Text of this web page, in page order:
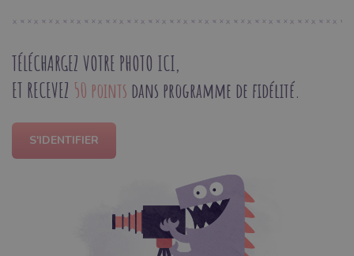
TÉLÉCHARGEZ VOTRE PHOTO ICI,
ET RECEVEZ 50 points dans programme de fidélité.
S'IDENTIFIER